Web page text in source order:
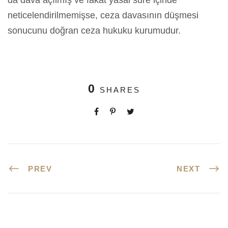
neticelendirilmemişse, ceza davasının düşmesi
sonucunu doğran ceza hukuku kurumudur.
0 SHARES
PREV NEXT